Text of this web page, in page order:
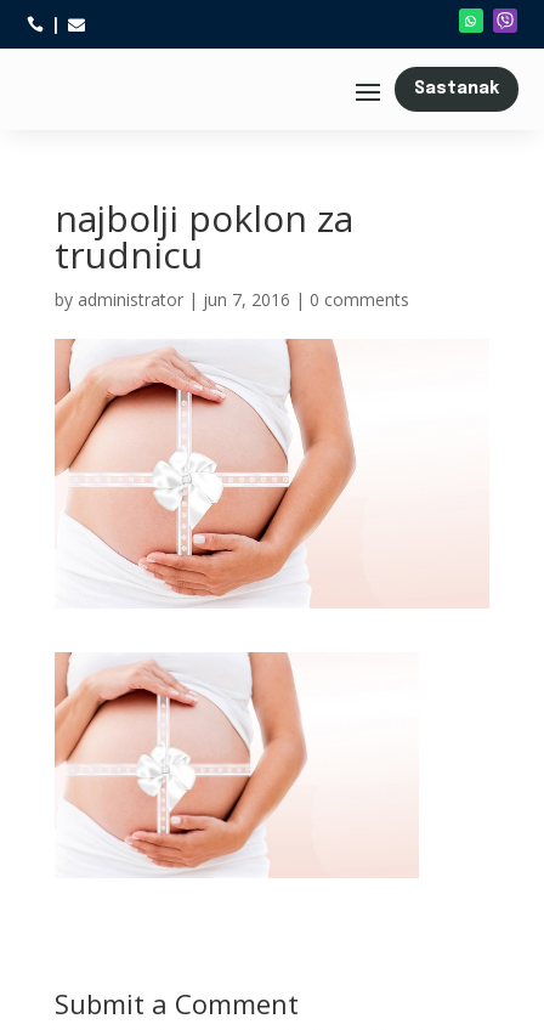
 
Sastanak
najbolji poklon za
trudnicu
by administrator| jun 7, 2016 | 0 comments
Submit a Comment